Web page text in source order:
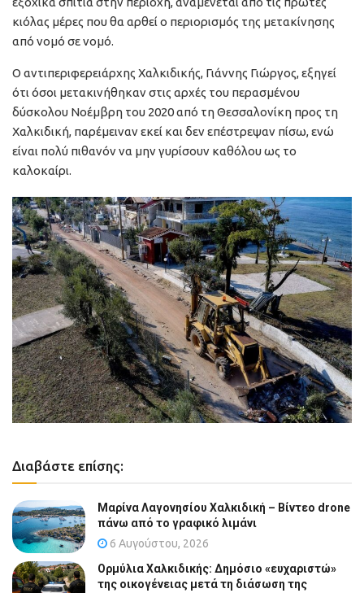
κιόλας μέρες που θα αρθεί ο περιορισμός της μετακίνησης
από νομό σε νομό.
Ο αντιπεριφερειάρχης Χαλκιδικής, Γιάννης Γιώργος, εξηγεί
ότι όσοι μετακινήθηκαν στις αρχές του περασμένου
δύσκολου Νοέμβρη του 2020 από τη Θεσσαλονίκη προς τη
Χαλκιδική, παρέμειναν εκεί και δεν επέστρεψαν πίσω, ενώ
είναι πολύ πιθανόν να μην γυρίσουν καθόλου ως το
καλοκαίρι.
Διαβάστε επίσης:
Μαρίνα Λαγονησίου Χαλκιδική – Βίντεο drone
πάνω από το γραφικό λιμάνι
6 Αυγούστου, 2026
Ορμύλια Χαλκιδικής: Δημόσιο «ευχαριστώ»
της οικογένειας μετά τη διάσωση της